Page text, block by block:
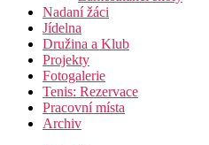
Nadaní žáci
Jídelna
Družina a Klub
Projekty
Fotogalerie
Tenis: Rezervace
Pracovní místa
Archiv